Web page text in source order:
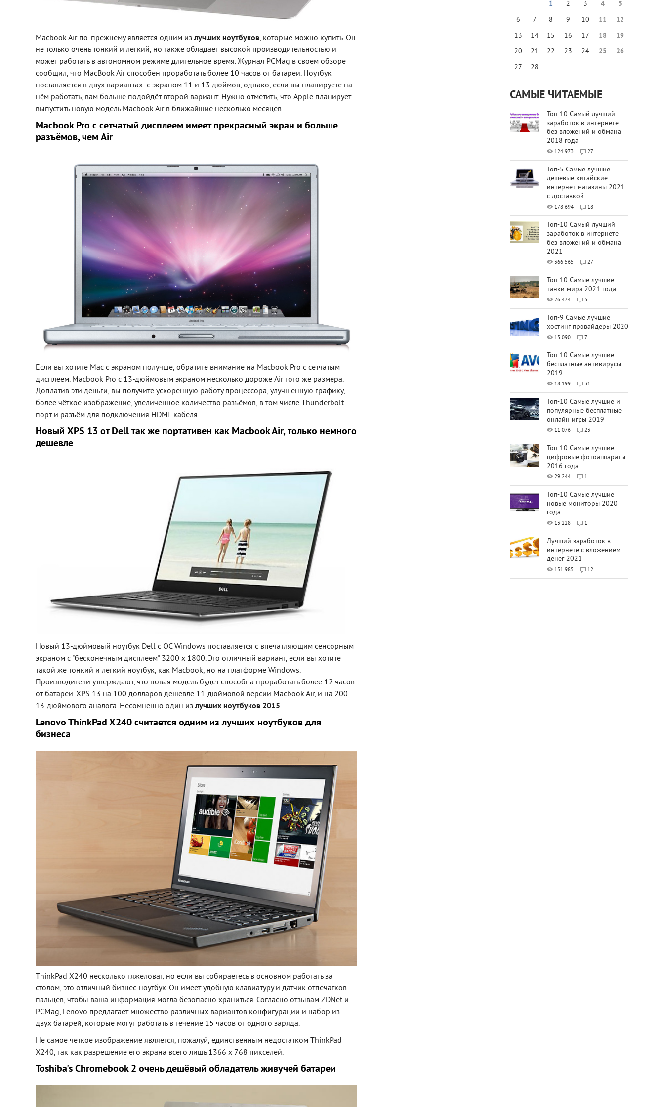
Macbook Air по-прежнему является одним излучших ноутбуков, которые можно купить. Он
не только очень тонкий и лёгкий, но также обладает высокой производительностью и
может работать в автономном режиме длительное время. Журнал PCMag в своем обзоре
сообщил, что MacBook Air способен проработать более 10 часов от батареи. Ноутбук
поставляется в двух вариантах: с экраном 11 и 13 дюймов, однако, если вы планируете на
нём работать, вам больше подойдёт второй вариант. Нужно отметить, что Apple планирует
выпустить новую модель Macbook Air в ближайшие несколько месяцев.
Macbook Pro с сетчатый дисплеем имеет прекрасный экран и больше
разъёмов, чем Air
Если вы хотите Mac с экраном получше, обратите внимание на Macbook Pro с сетчатым
дисплеем. Macbook Pro с 13-дюймовым экраном несколько дороже Air того же размера.
Доплатив эти деньги, вы получите ускоренную работу процессора, улучшенную графику,
более чёткое изображение, увеличенное количество разъёмов, в том числе Thunderbolt
порт и разъём для подключения HDMI-кабеля.
Новый XPS 13 от Dell так же портативен как Macbook Air, только немного
дешевле
Новый 13-дюймовый ноутбук Dell с ОС Windows поставляется с впечатляющим сенсорным
экраном с "бесконечным дисплеем" 3200 х 1800. Это отличный вариант, если вы хотите
такой же тонкий и лёгкий ноутбук, как Macbook, но на платформе Windows.
Производители утверждают, что новая модель будет способна проработать более 12 часов
от батареи. XPS 13 на 100 долларов дешевле 11-дюймовой версии Macbook Air, и на 200 —
13-дюймового аналога. Несомненно один излучших ноутбуков 2015.
Lenovo ThinkPad X240 считается одним из лучших ноутбуков для
бизнеса
ThinkPad X240 несколько тяжеловат, но если вы собираетесь в основном работать за
столом, это отличный бизнес-ноутбук. Он имеет удобную клавиатуру и датчик отпечатков
пальцев, чтобы ваша информация могла безопасно храниться. Согласно отзывам ZDNet и
PCMag, Lenovo предлагает множество различных вариантов конфигурации и набор из
двух батарей, которые могут работать в течение 15 часов от одного заряда.
Не самое чёткое изображение является, пожалуй, единственным недостатком ThinkPad
X240, так как разрешение его экрана всего лишь 1366 х 768 пикселей.
Toshiba's Chromebook 2 очень дешёвый обладатель живучей батареи
1 2 3 4
5
6
7 8 9 10 11
12
13
14 15 16 17 18
19
20
21 22 23 24 25
26
27
28
САМЫЕ ЧИТАЕМЫЕ
Топ-10 Самый лучший
заработок в интернете
без вложений и обмана
2018 года
124 973 27
Топ-5 Самые лучшие
дешевые китайские
интернет магазины 2021
с доставкой
178 694 18
Топ-10 Самый лучший
заработок в интернете
без вложений и обмана
2021
366 565 27
Топ-10 Самые лучшие
танки мира 2021 года
26 474 3
Топ-9 Самые лучшие
хостинг провайдеры 2020
13 090 7
Топ-10 Самые лучшие
бесплатные антивирусы
2019
18 199 31
Топ-10 Самые лучшие и
популярные бесплатные
онлайн игры 2019
11 076 23
Топ-10 Самые лучшие
цифровые фотоаппараты
2016 года
29 244 1
Топ-10 Самые лучшие
новые мониторы 2020
года
13 228 1
Лучший заработок в
интернете с вложением
денег 2021
151 985 12